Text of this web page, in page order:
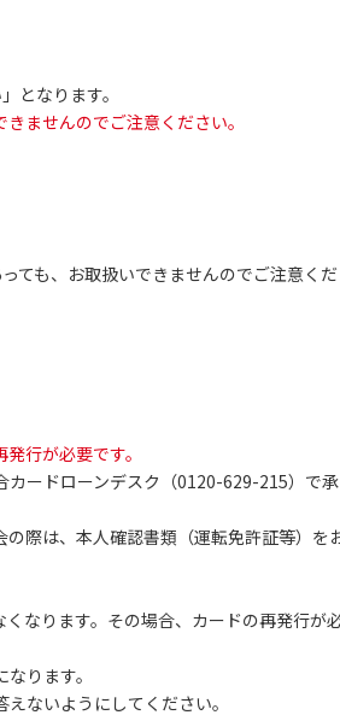
となります。
ませんのでご注意ください。
ても、お取扱いできませんのでご注意く
行が必要です。
カードローンデスク（0120-629-215）で
際は、本人確認書類（運転免許証等）を
なります。その場合、カードの再発行が
ります。
ないようにしてください。